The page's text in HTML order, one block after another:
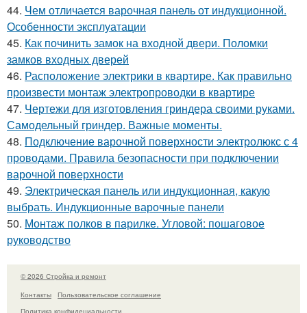
44. Чем отличается варочная панель от индукционной.
Особенности эксплуатации
45. Как починить замок на входной двери. Поломки
замков входных дверей
46. Расположение электрики в квартире. Как правильно
произвести монтаж электропроводки в квартире
47. Чертежи для изготовления гриндера своими руками.
Самодельный гриндер. Важные моменты.
48. Подключение варочной поверхности электролюкс с 4
проводами. Правила безопасности при подключении
варочной поверхности
49. Электрическая панель или индукционная, какую
выбрать. Индукционные варочные панели
50. Монтаж полков в парилке. Угловой: пошаговое
руководство
© 2026 Стройка и ремонт
Контакты
Пользовательское соглашение
Политика конфидециальности